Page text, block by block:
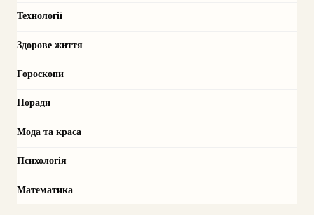
Технології
Здорове життя
Гороскопи
Поради
Мода та краса
Психологія
Математика